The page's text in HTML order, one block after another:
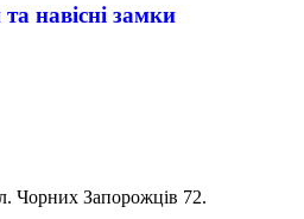
навісні замки
Чорних Запорожців 72.